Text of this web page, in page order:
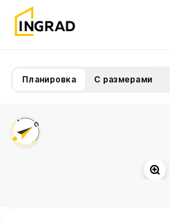
Планировка С размерами